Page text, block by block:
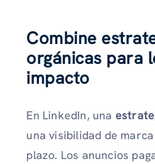
Combine
orgánicas para
impacto
En LinkedIn, una
una visibilidad de
plazo. Los anuncios